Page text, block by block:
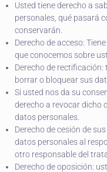
Usted tiene derecho a
personales, qué pasará
conservarán.
Derecho de acceso:
que conocemos sobre
Derecho de rectificación:
borrar o bloquear sus
Si usted nos da su
derecho a revocar dicho
datos personales.
Derecho de cesión de
datos personales al
otro responsable del
Derecho de oposición: